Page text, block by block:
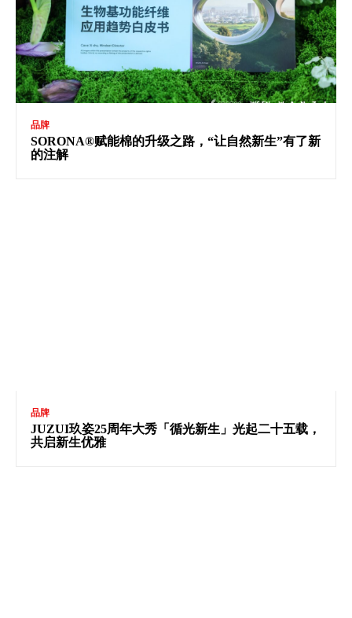
品牌
SORONA®赋能棉的升级之路，“让自然新生”有了新
的注解
品牌
JUZUI玖姿25周年大秀「循光新生」光起二十五载，
共启新生优雅